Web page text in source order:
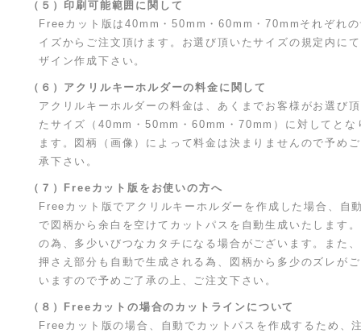
（５）印刷可能範囲に関して
Freeカット版は40mm・50mm・60mm・70mmそれぞれ
イズからご注文頂けます。お選び頂いたサイズの規定内に
ザイン作成下さい。
（６）アクリルキーホルダーの料金に関して
アクリルキーホルダーの料金は、あくまでお客様がお選び
たサイズ（40mm・50mm・60mm・70mm）に対してとな
ます。図柄（画像）によって料金は決まりませんので予め
承下さい。
（７）Freeカット版をお使いの方へ
Freeカット版でアクリルキーホルダーを作成した場合、自
で図柄から余白を空けてカットパスを自動生成いたします
の為、多少いびつなカタチになる場合がございます。また
押さえ部分も自動で生成される為、図柄から多少のズレが
いますので予めご了承の上、ご注文下さい。
（８）Freeカットの場合のカットラインについて
Freeカット版の場合、自動でカットパスを作成するため、